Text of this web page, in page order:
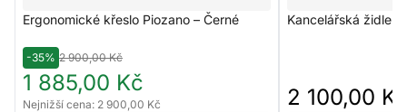
Ergonomické křeslo Piozano – Černé
-35% 2 900,00 Kč
1 885,00 Kč
Nejnižší cena: 2 900,00 Kč
Kancelářská židle
2 100,00